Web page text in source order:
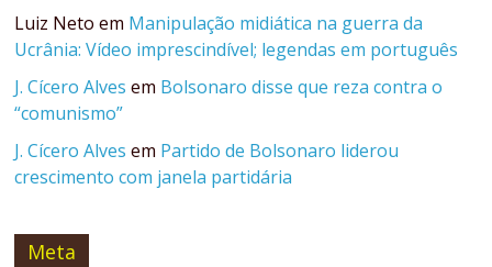
Luiz Neto em Manipulação midiática na guerra da
Ucrânia: Vídeo imprescindível; legendas em português
J. Cícero Alves em Bolsonaro disse que reza contra o
“comunismo”
J. Cícero Alves em Partido de Bolsonaro liderou
crescimento com janela partidária
Meta